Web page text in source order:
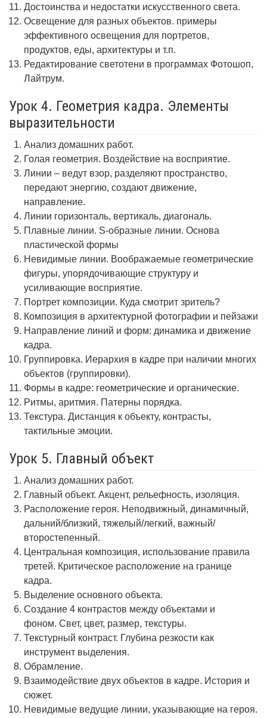
Достоинства и недостатки искусственного света.
Освещение для разных объектов. примеры
эффективного освещения для портретов,
продуктов, еды, архитектуры и т.п.
Редактирование светотени в программах Фотошоп,
Лайтрум.
Урок 4. Геометрия кадра. Элементы
выразительности
Анализ домашних работ.
Голая геометрия. Воздействие на восприятие.
Линии – ведут взор, разделяют пространство,
передают энергию, создают движение,
направление.
Линии горизонталь, вертикаль, диагональ.
Плавные линии. S-образные линии. Основа
пластической формы
Невидимые линии. Воображаемые геометрические
фигуры, упорядочивающие структуру и
усиливающие восприятие.
Портрет композиции. Куда смотрит зритель?
Композиция в архитектурной фотографии и пейзажи
Направление линий и форм: динамика и движение
кадра.
Группировка. Иерархия в кадре при наличии многих
объектов (группировки).
Формы в кадре: геометрические и органические.
Ритмы, аритмия. Патерны порядка.
Текстура. Дистанция к объекту, контрасты,
тактильные эмоции.
Урок 5. Главный объект
Анализ домашних работ.
Главный объект. Акцент, рельефность, изоляция.
Расположение героя. Неподвижный, динамичный,
дальний/близкий, тяжелый/легкий, важный/
второстепенный.
Центральная композиция, использование правила
третей. Критическое расположение на границе
кадра.
Выделение основного объекта.
Создание 4 контрастов между объектами и
фоном. Свет, цвет, размер, текстуры.
Текстурный контраст. Глубина резкости как
инструмент выделения.
Обрамление.
Взаимодействие двух объектов в кадре. История и
сюжет.
Невидимые ведущие линии, указывающие на героя.